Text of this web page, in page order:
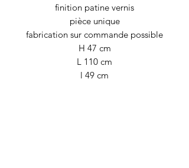
finition patine vernis
pièce unique
fabrication sur commande possible
H 47 cm
L 110 cm
l 49 cm